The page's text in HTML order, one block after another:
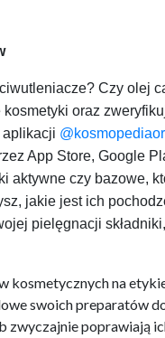
Czy olej
oraz
App Store, Google
aktywne czy bazowe,
jakie jest ich
pielęgnacji
kosmetycznych na
swoich preparatów
poprawiają